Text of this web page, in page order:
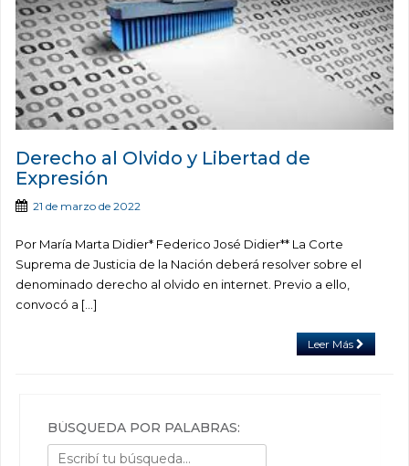
Derecho al Olvido y Libertad de
Expresión
21 de marzo de 2022
Por María Marta Didier* Federico José Didier** La Corte
Suprema de Justicia de la Nación deberá resolver sobre el
denominado derecho al olvido en internet. Previo a ello,
convocó a […]
Leer Más
BÚSQUEDA POR PALABRAS: